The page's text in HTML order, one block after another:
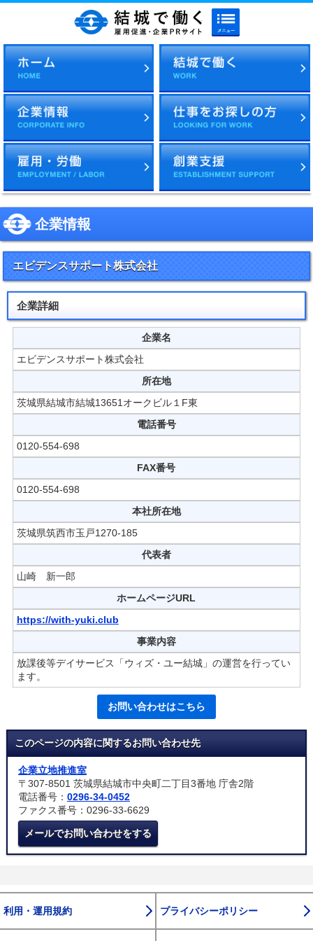
結城で働く 雇用促進・
企業情報
エビデンスサポート株式会社
企業詳細
企業名
エビデンスサポート株式会社
所在地
茨城県結城市結城13651オークビル１F東
電話番号
0120-554-698
FAX番号
0120-554-698
本社所在地
茨城県筑西市玉戸1270-185
代表者
山崎 新一郎
ホームページURL
https://with-yuki.club
事業内容
放課後等デイサービス「ウィズ・ユー結城」の運営を行ってい
ます。
お問い合わせはこちら
このページの内容に関するお問い合わせ先
企業立地推進室
〒307-8501 茨城県結城市中央町二丁目3番地 庁舎2階
電話番号： 0296-34-0452
ファクス番号：0296-33-6629
メールでお問い合わせをする
利用・運用規約 プライバシーポリシー